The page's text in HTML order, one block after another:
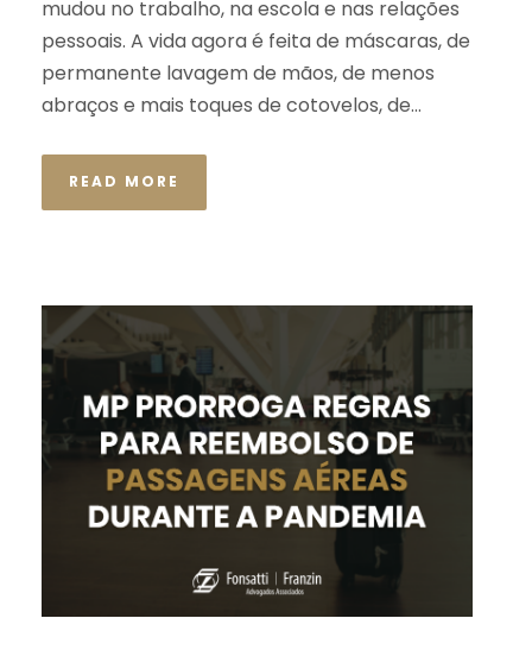
mudou no trabalho, na escola e nas relações
pessoais. A vida agora é feita de máscaras, de
permanente lavagem de mãos, de menos
abraços e mais toques de cotovelos, de...
READ MORE